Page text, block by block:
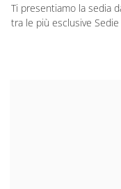
Ti presentiamo la sedia
tra le più esclusive